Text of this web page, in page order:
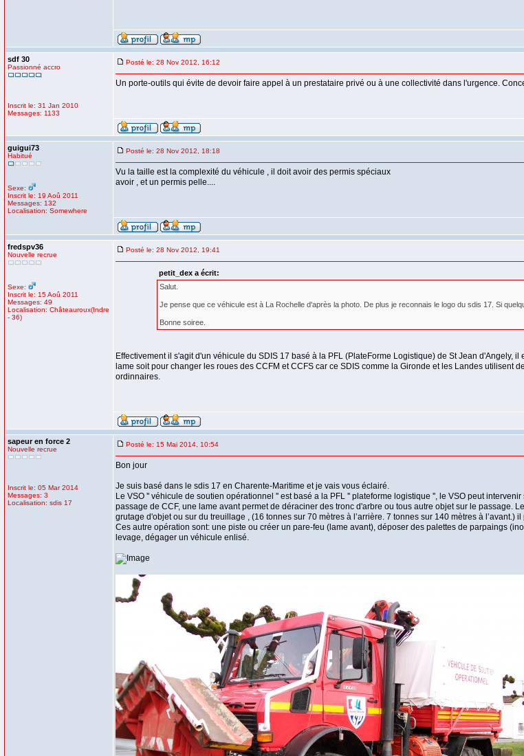
sdf 30
Passionné accro
Inscrit le: 31 Jan 2010
Messages: 1133
Posté le: 28 Nov 2012, 16:12
Un porte-outils qui évite de devoir faire appel à un prestataire privé ou à une collectivité dans l'urgence.
guigui73
Habitué
Sexe:
Inscrit le: 19 Aoû 2011
Messages: 132
Localisation: Somewhere
Posté le: 28 Nov 2012, 18:18
Vu la taille est la complexité du véhicule , il doit avoir des permis spéciaux
avoir , et un permis pelle....
fredspv36
Nouvelle recrue
Sexe:
Inscrit le: 15 Aoû 2011
Messages: 49
Localisation: Châteauroux(Indre
- 36)
Posté le: 28 Nov 2012, 19:41
petit_dex a écrit:
Salut.
Je pense que ce véhicule est à La Rochelle d'après la photo. De plus je reconnais le logo du sdis 17. Si
Bonne soiree.
Effectivement il s'agit d'un véhicule du SDIS 17 basé à la PFL (PlateForme Logistique) de St Jean
lame soit pour changer les roues des CCFM et CCFS car ce SDIS comme la Gironde et les Landes
ordinnaires.
sapeur en force 2
Nouvelle recrue
Inscrit le: 05 Mar 2014
Messages: 3
Localisation: sdis 17
Posté le: 15 Mai 2014, 10:54
Bon jour
Je suis basé dans le sdis 17 en Charente-Maritime et je vais vous éclairé.
Le VSO '' véhicule de soutien opérationnel '' est basé a la PFL '' plateforme logistique '', le VSO peut
passage de CCF, une lame avant permet de déraciner des tronc d'arbre ou tous autre objet sur le passage.
grutage d'objet ou sur du treuillage , (16 tonnes sur 70 mètres à l’arrière. 7 tonnes sur 140 mètres à
Ces autre opération sont: une piste ou créer un pare-feu (lame avant), déposer des palettes de parpaings
levage, dégager un véhicule enlisé.